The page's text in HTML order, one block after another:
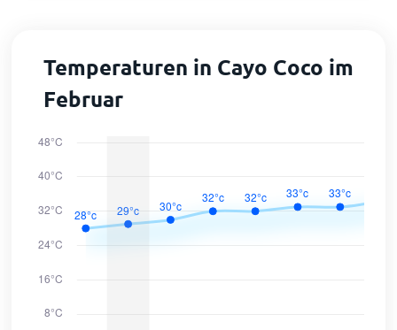
Temperaturen in Cayo Coco im
Februar